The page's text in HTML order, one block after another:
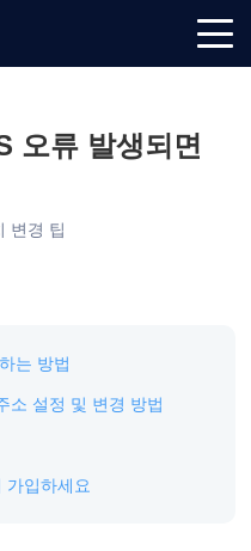
오류 발생되면
변경 팁
는 방법
소 설정 및 변경 방법
가입하세요